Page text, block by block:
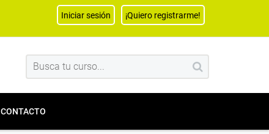
Iniciar sesión ¡Quiero registrarme!
CONTACTO